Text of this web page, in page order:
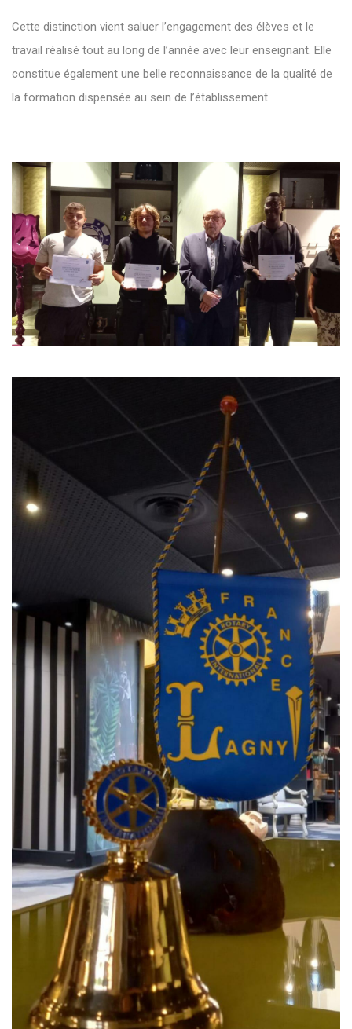
Cette distinction vient saluer l’engagement des élèves et le
travail réalisé tout au long de l’année avec leur enseignant. Elle
constitue également une belle reconnaissance de la qualité de
la formation dispensée au sein de l’établissement.